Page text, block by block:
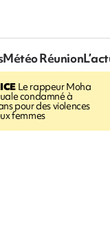
Météo Réunion
Le rappeur Moha
condamné à
pour des violences
femmes